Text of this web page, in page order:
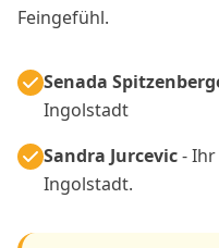
Feingefühl.
Senada
Ingolstadt
Sandra Jurcevic-
Ingolstadt.